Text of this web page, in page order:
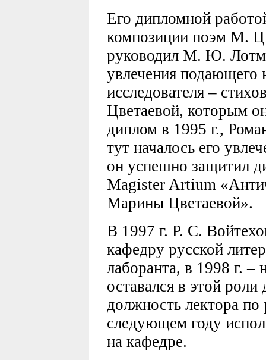
Его дипломной
композиции поэм М.
руководил М. Ю.
увлечения подающего
исследователя –
Цветаевой, которым
диплом в 1995 г.,
тут началось его
он успешно защитил
Magister Artium
Марины Цветаевой».
В 1997 г. Р. С.
кафедру русской
лаборанта, в 1998 г. –
оставался в этой
должность лектора по
следующем году
на кафедре.